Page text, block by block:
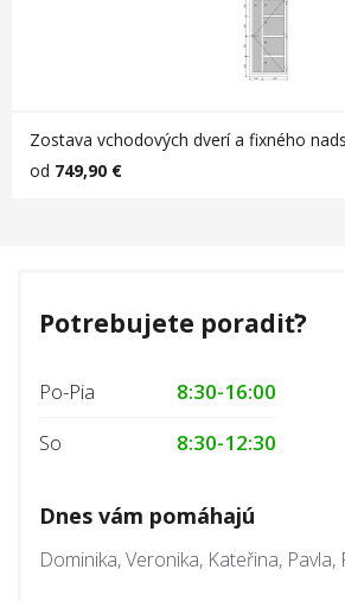
Zostava vchodových dverí a fixného
od 749,90 €
Potrebujete poradiť?
Po-Pia
8:30-16:00
So
8:30-12:30
Dnes vám pomáhajú
Dominika, Veronika, Kateřina, Pavla,